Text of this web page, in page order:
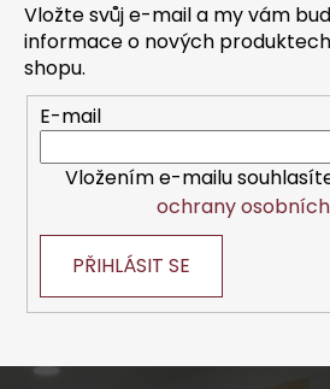
Vložte svůj e-mail a my vám
informace o nových
shopu.
E-mail
Vložením e-mailu
ochrany
PŘIHLÁSIT SE